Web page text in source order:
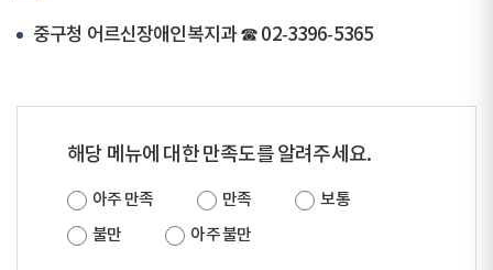
중구청 어르신장애인복지과 ☎ 02‑3396‑5365
해당 메뉴에 대한 만족도를 알려주세요.
아주 만족 만족
보통
불만
아주 불만